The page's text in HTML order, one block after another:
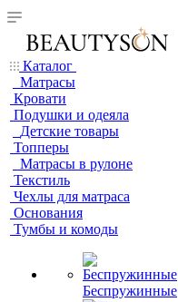
Каталог
Матрасы
Кровати
Подушки и одеяла
Детские товары
Топперы
Матрасы в рулоне
Текстиль
Чехлы для матраса
Основания
Тумбы и комоды
Беспружинные